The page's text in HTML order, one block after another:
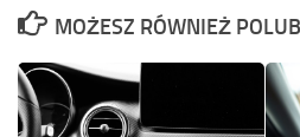
MOŻESZ RÓWNIEŻ